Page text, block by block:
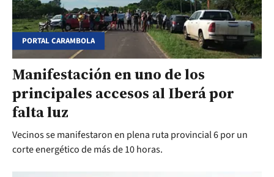
PORTAL CARAMBOLA
Manifestación en uno de los
principales accesos al Iberá por
falta luz
Vecinos se manifestaron en plena ruta provincial 6 por un
corte energético de más de 10 horas.